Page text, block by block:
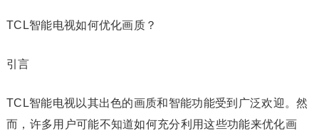
TCL智能电视如何优化画质？
引言
TCL智能电视以其出色的画质和智能功能受到广泛欢迎。然
而，许多用户可能不知道如何充分利用这些功能来优化画